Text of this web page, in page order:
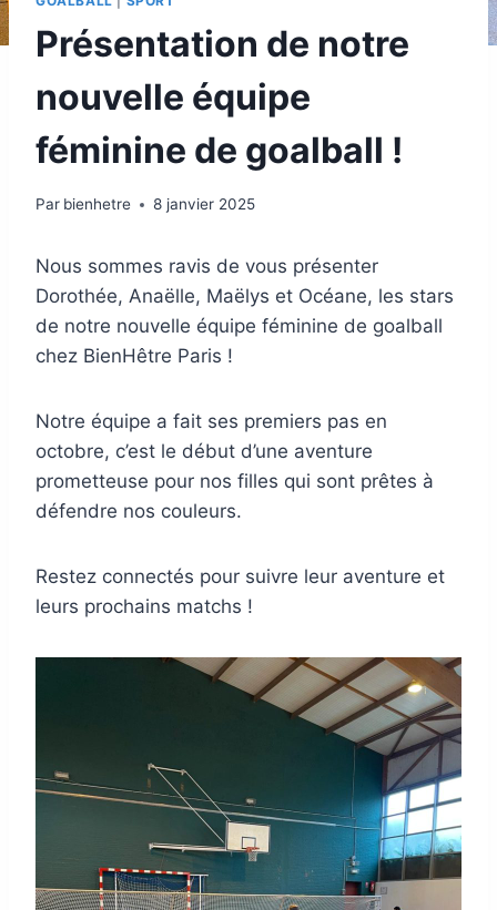
Présentation de notre
nouvelle équipe
féminine de goalball !
Par bienhetre 8 janvier 2025
Nous sommes ravis de vous présenter
Dorothée, Anaëlle, Maëlys et Océane, les stars
de notre nouvelle équipe féminine de goalball
chez BienHêtre Paris !
Notre équipe a fait ses premiers pas en
octobre, c’est le début d’une aventure
prometteuse pour nos filles qui sont prêtes à
défendre nos couleurs.
Restez connectés pour suivre leur aventure et
leurs prochains matchs !